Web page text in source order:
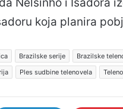
koja planira
Brazilske serije Brazilske
Ples sudbine telenovela